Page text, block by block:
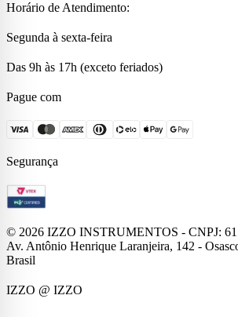
Horário de Atendimento:
Segunda à sexta-feira
Das 9h às 17h (exceto feriados)
Pague com
Segurança
© 2026 IZZO INSTRUMENTOS - CNPJ:
Av. Antônio Henrique Laranjeira, 142 -
Brasil
IZZO @ IZZO